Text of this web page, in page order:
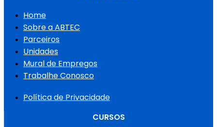
Home
Sobre a ABTEC
Parceiros
Unidades
Mural de Empregos
Trabalhe Conosco
Política de Privacidade
CURSOS